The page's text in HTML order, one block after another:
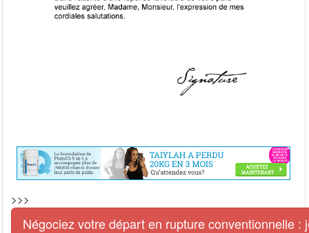
>>>
Négociez votre départ en rupture conventionnelle :